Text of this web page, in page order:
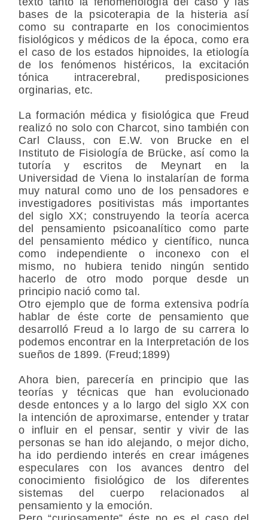
bases de la psicoterapia de la histeria así
como su contraparte en los conocimientos
fisiológicos y médicos de la época, como era
el caso de los estados hipnoides, la etiología
de los fenómenos histéricos, la excitación
tónica intracerebral, predisposiciones
orginarias, etc.
La formación médica y fisiológica que Freud
realizó no solo con Charcot, sino también con
Carl Clauss, con E.W. von Brucke en el
Instituto de Fisiología de Brücke, así como la
tutoría y escritos de Meynart en la
Universidad de Viena lo instalarían de forma
muy natural como uno de los pensadores e
investigadores positivistas más importantes
del siglo XX; construyendo la teoría acerca
del pensamiento psicoanalítico como parte
del pensamiento médico y científico, nunca
como independiente o inconexo con el
mismo, no hubiera tenido ningún sentido
hacerlo de otro modo porque desde un
principio nació como tal.
Otro ejemplo que de forma extensiva podría
hablar de éste corte de pensamiento que
desarrolló Freud a lo largo de su carrera lo
podemos encontrar en la Interpretación de los
sueños de 1899. (Freud;1899)
Ahora bien, parecería en principio que las
teorías y técnicas que han evolucionado
desde entonces y a lo largo del siglo XX con
la intención de aproximarse, entender y tratar
o influir en el pensar, sentir y vivir de las
personas se han ido alejando, o mejor dicho,
ha ido perdiendo interés en crear imágenes
especulares con los avances dentro del
conocimiento fisiológico de los diferentes
sistemas del cuerpo relacionados al
pensamiento y la emoción.